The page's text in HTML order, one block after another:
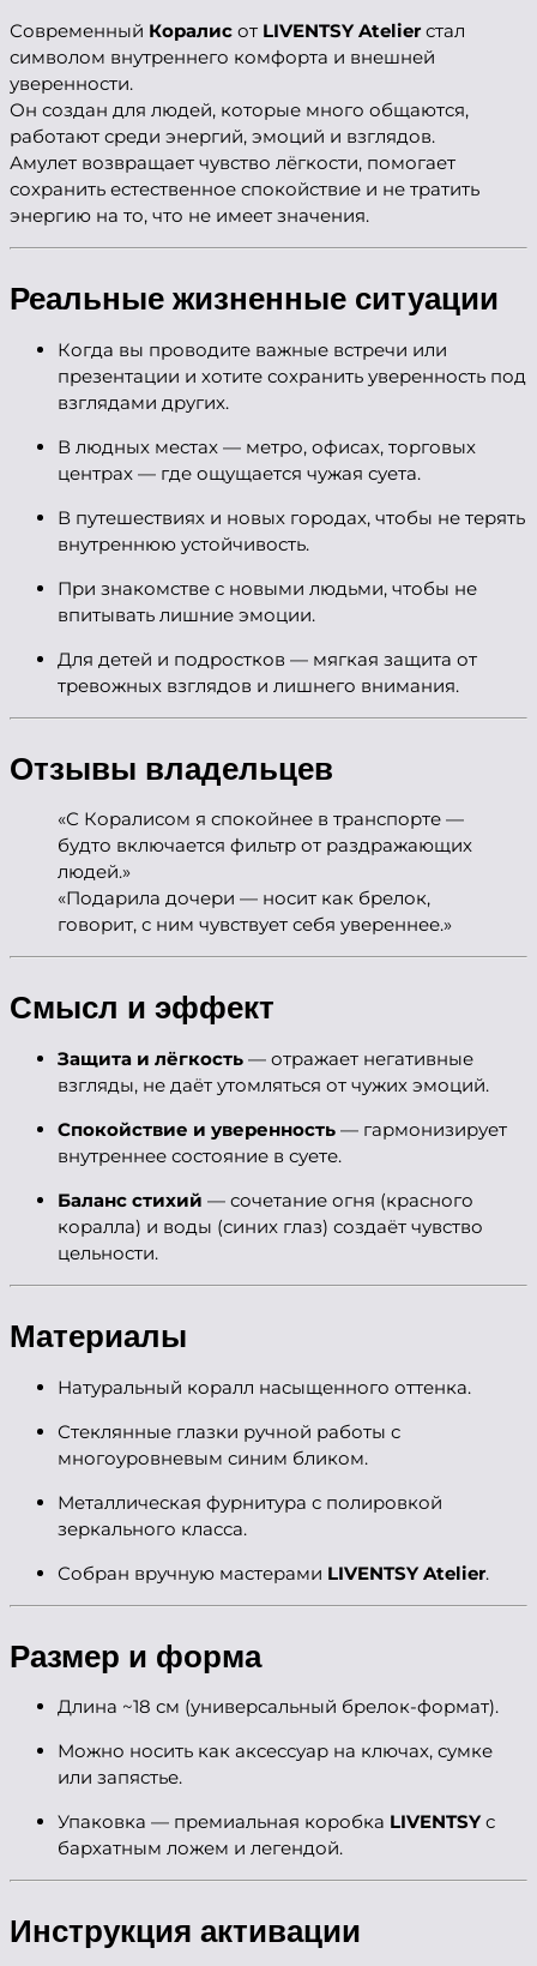
Современный Коралис от LIVENTSY Atelier стал
символом внутреннего комфорта и внешней
уверенности.
Он создан для людей, которые много общаются,
работают среди энергий, эмоций и взглядов.
Амулет возвращает чувство лёгкости, помогает
сохранить естественное спокойствие и не тратить
энергию на то, что не имеет значения.
Реальные жизненные ситуации
Когда вы проводите важные встречи или
презентации и хотите сохранить уверенность под
взглядами других.
В людных местах — метро, офисах, торговых
центрах — где ощущается чужая суета.
В путешествиях и новых городах, чтобы не терять
внутреннюю устойчивость.
При знакомстве с новыми людьми, чтобы не
впитывать лишние эмоции.
Для детей и подростков — мягкая защита от
тревожных взглядов и лишнего внимания.
Отзывы владельцев
«С Коралисом я спокойнее в транспорте —
будто включается фильтр от раздражающих
людей.»
«Подарила дочери — носит как брелок,
говорит, с ним чувствует себя увереннее.»
Смысл и эффект
Защита и лёгкость — отражает негативные
взгляды, не даёт утомляться от чужих эмоций.
Спокойствие и уверенность — гармонизирует
внутреннее состояние в суете.
Баланс стихий — сочетание огня (красного
коралла) и воды (синих глаз) создаёт чувство
цельности.
Материалы
Натуральный коралл насыщенного оттенка.
Стеклянные глазки ручной работы с
многоуровневым синим бликом.
Металлическая фурнитура с полировкой
зеркального класса.
Собран вручную мастерами LIVENTSY Atelier.
Размер и форма
Длина ~18 см (универсальный брелок-формат).
Можно носить как аксессуар на ключах, сумке
или запястье.
Упаковка — премиальная коробка LIVENTSYс
бархатным ложем и легендой.
Инструкция активации